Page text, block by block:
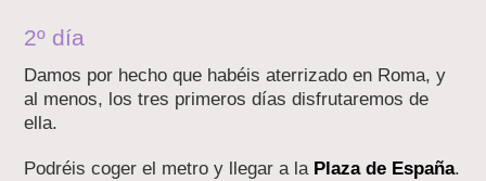
2º día
Damos por hecho que habéis aterrizado en Roma, y
al menos, los tres primeros días disfrutaremos de
ella.
Podréis coger el metro y llegar a la Plaza de España.